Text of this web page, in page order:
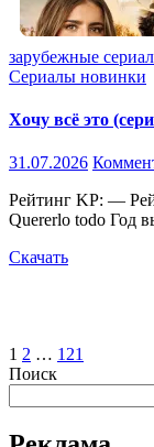
зарубежные сериал
Сериалы новинки
Хочу всё это
31.07.2026
Рейтинг KP: — Рейтинг IMDb: 6.0 Оригинальное название:
Quererlo todo Год
Скачать
Пагинация
записей
1 2 … 121
Поиск